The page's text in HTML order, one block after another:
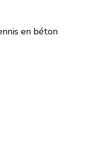
en béton